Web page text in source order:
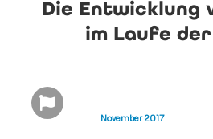
Die Entwicklung
im Laufe
November 2017
